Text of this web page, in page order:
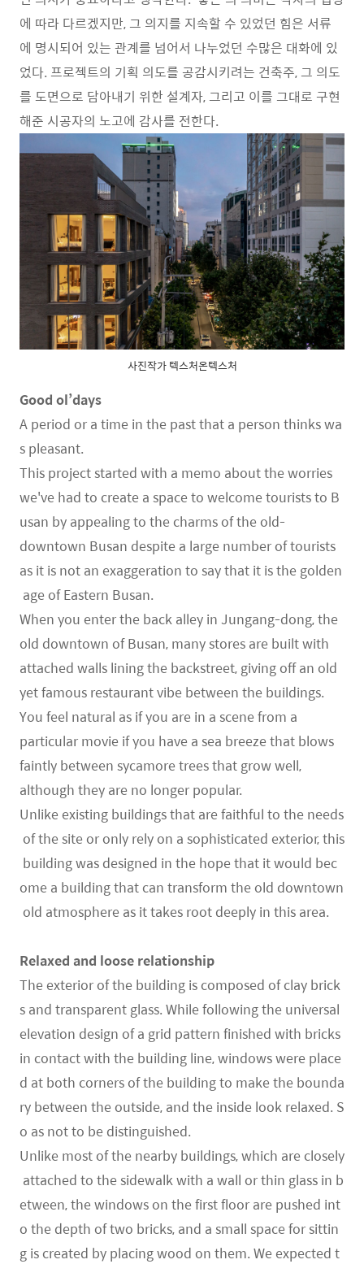
에 따라 다르겠지만, 그 의지를 지속할 수 있었던 힘은 서류
에 명시되어 있는 관계를 넘어서 나누었던 수많은 대화에 있
었다. 프로젝트의 기획 의도를 공감시키려는 건축주, 그 의도
를 도면으로 담아내기 위한 설계자, 그리고 이를 그대로 구현
해준 시공자의 노고에 감사를 전한다.
사진작가 텍스처온텍스처
Good ol’days
A period or a time in the past that a person thinks wa
s pleasant.
This project started with a memo about the worries
we've had to create a space to welcome tourists to B
usan by appealing to the charms of the old-
downtown Busan despite a large number of tourists
as it is not an exaggeration to say that it is the golden
age of Eastern Busan.
When you enter the back alley in Jungang-dong, the
old downtown of Busan, many stores are built with
attached walls lining the backstreet, giving off an old
yet famous restaurant vibe between the buildings.
You feel natural as if you are in a scene from a
particular movie if you have a sea breeze that blows
faintly between sycamore trees that grow well,
although they are no longer popular.
Unlike existing buildings that are faithful to the needs
of the site or only rely on a sophisticated exterior, this
building was designed in the hope that it would bec
ome a building that can transform the old downtown
old atmosphere as it takes root deeply in this area.
Relaxed and loose relationship
The exterior of the building is composed of clay brick
s and transparent glass. While following the universal
elevation design of a grid pattern finished with bricks
in contact with the building line, windows were place
d at both corners of the building to make the bounda
ry between the outside, and the inside look relaxed. S
o as not to be distinguished.
Unlike most of the nearby buildings, which are closely
attached to the sidewalk with a wall or thin glass in b
etween, the windows on the first floor are pushed int
o the depth of two bricks, and a small space for sittin
g is created by placing wood on them. We expected t